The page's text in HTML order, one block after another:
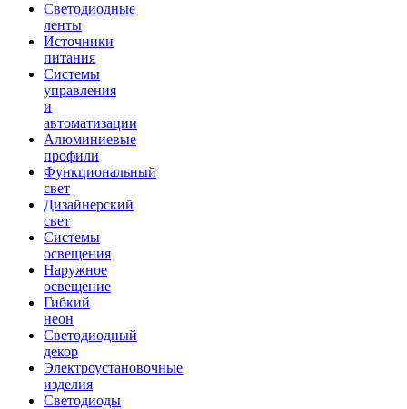
Светодиодные
ленты
Источники
питания
Системы
управления
и
автоматизации
Алюминиевые
профили
Функциональный
свет
Дизайнерский
свет
Системы
освещения
Наружное
освещение
Гибкий
неон
Светодиодный
декор
Электроустановочные
изделия
Светодиоды